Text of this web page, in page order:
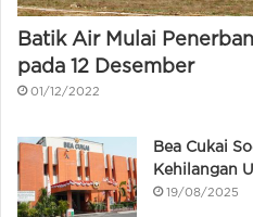
Batik Air Mulai
pada 12 Desember
01/12/2022
Bea Cukai
Kehilangan
19/08/2025